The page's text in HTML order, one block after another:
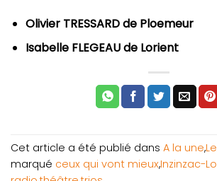
Olivier TRESSARD de Ploemeur
Isabelle FLEGEAU de Lorient
Cet article a été publié dans A la une,
marqué ceux qui vont mieux,Inzinzac-